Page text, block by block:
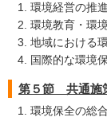
環境経営の推進
環境教育・環
地域における
国際的な環境
第５節 共通施
環境保全の総